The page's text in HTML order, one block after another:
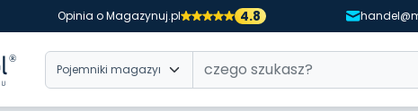
Opinia o Magazynuj.pl 4.8